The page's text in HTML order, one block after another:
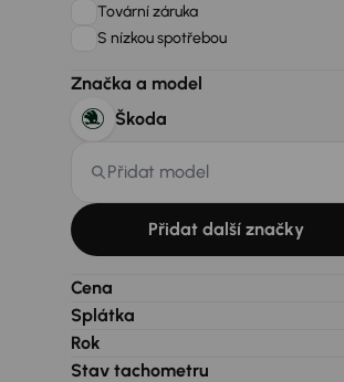
Tovární záruka
S nízkou spotřebou
Značka a model
Škoda
Přidat model
Přidat další značky
Cena
Splátka
Rok
Stav tachometru